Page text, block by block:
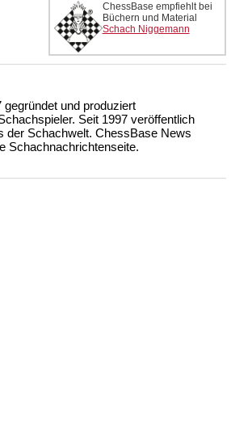
ChessBase empfiehlt bei
Büchern und Material
Schach Niggemann
und produziert
Seit 1997 veröffentlich
der Schachwelt. ChessBase News
Schachnachrichtenseite.